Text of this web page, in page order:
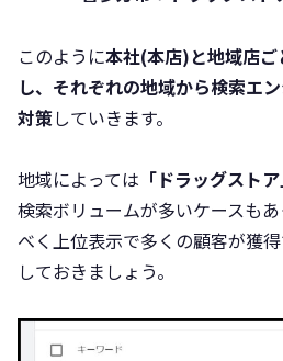
このように本社(本店)と地域店
し、それぞれの地域から検索エ
対策していきます。
地域によっては 「ドラッグスト
検索ボリュームが多いケースも
べく上位表示で多くの顧客が獲
しておきましょう。